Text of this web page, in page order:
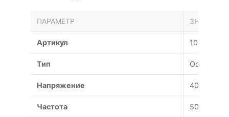
ПАРАМЕТР ЗНАЧЕНИЕ
Артикул 101613
Тип Осевой
Напряжение 400 В
Частота 50 Гц